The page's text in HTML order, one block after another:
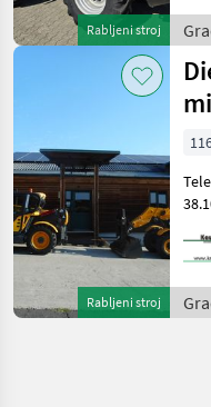
Rabljeni stroj
Rabljeni stroj
38.10 Lader 1: Bj.
Hu